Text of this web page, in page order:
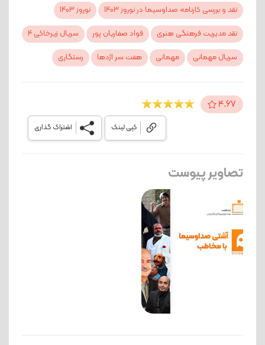
نقد و بررسی کارنامه صداوسیما در نوروز 1403
نوروز 1403
نقد مدیریت فرهنگی هنری
فواد صفاریان پور
سریال زیرخاکی 4
سریال مهمانی
مهمانی هفت سر اژدها رستگاری
4.67
اشتراک گذاری کپی لینک
تصاویر پیوست